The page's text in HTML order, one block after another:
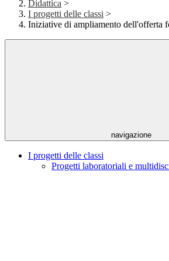
Didattica >
I progetti delle classi >
Iniziative di ampliamento dell'offerta
navigazione
I progetti delle classi
Progetti laboratoriali e